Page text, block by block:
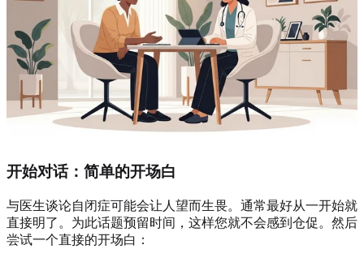
开始对话：简单的开场白
与医生谈论自闭症可能会让人望而生畏。通常最好从一开始就
直接明了。为此话题预留时间，这样您就不会感到仓促。然后
尝试一个直接的开场白：